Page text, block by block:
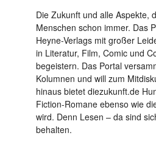
Die Zukunft und alle Aspekte,
Menschen schon immer. Das
Heyne-Verlags mit großer
in Literatur, Film, Comic und
begeistern. Das Portal
Kolumnen und will zum
hinaus bietet diezukunft.de
Fiction-Romane ebenso wie
wird. Denn Lesen – da sind
behalten.